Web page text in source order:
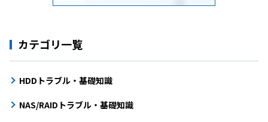
カテゴリ一覧
HDDトラブル・基礎知識
NAS/RAIDトラブル・基礎知識